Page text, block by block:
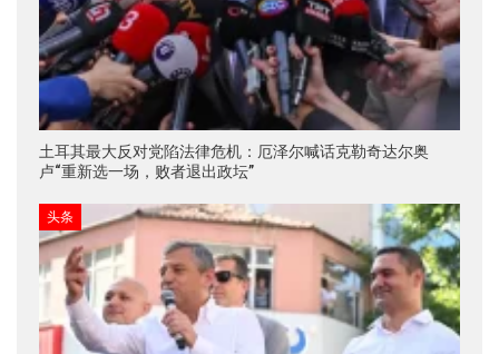
土耳其最大反对党陷法律危机：厄泽尔喊话克勒奇达尔奥
卢“重新选一场，败者退出政坛”
头条